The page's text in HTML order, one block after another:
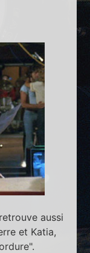
aussi
et Katia,